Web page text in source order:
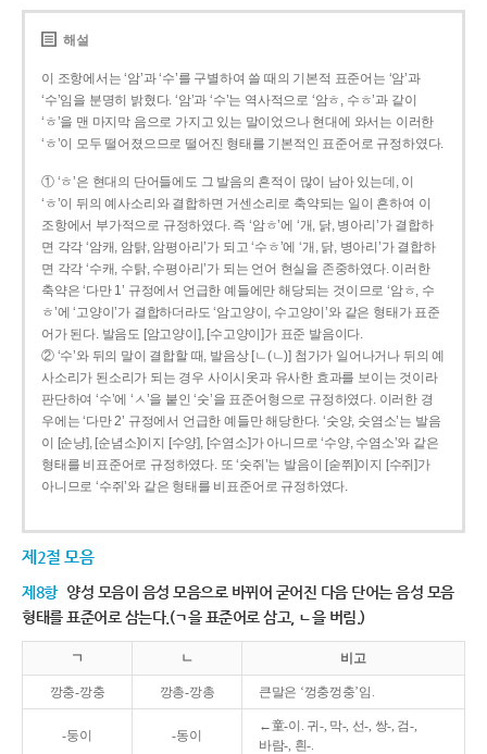
해설
이 조항에서는 ‘암’과 ‘수’를 구별하여 쓸 때의 기본적 표준어는 ‘암’과
‘수’임을 분명히 밝혔다. ‘암’과 ‘수’는 역사적으로 ‘암ㅎ, 수ㅎ’과 같이
‘ㅎ’을 맨 마지막 음으로 가지고 있는 말이었으나 현대에 와서는 이러한
‘ㅎ’이 모두 떨어졌으므로 떨어진 형태를 기본적인 표준어로 규정하였다.
① ‘ㅎ’은 현대의 단어들에도 그 발음의 흔적이 많이 남아 있는데, 이
‘ㅎ’이 뒤의 예사소리와 결합하면 거센소리로 축약되는 일이 흔하여 이
조항에서 부가적으로 규정하였다. 즉 ‘암ㅎ’에 ‘개, 닭, 병아리’가 결합하
면 각각 ‘암캐, 암탉, 암평아리’가 되고 ‘수ㅎ’에 ‘개, 닭, 병아리’가 결합하
면 각각 ‘수캐, 수탉, 수평아리’가 되는 언어 현실을 존중하였다. 이러한
축약은 ‘다만 1’ 규정에서 언급한 예들에만 해당되는 것이므로 ‘암ㅎ, 수
ㅎ’에 ‘고양이’가 결합하더라도 ‘암고양이, 수고양이’와 같은 형태가 표준
어가 된다. 발음도 [암고양이], [수고양이]가 표준 발음이다.
② ‘수’와 뒤의 말이 결합할 때, 발음상 [ㄴ(ㄴ)] 첨가가 일어나거나 뒤의 예
사소리가 된소리가 되는 경우 사이시옷과 유사한 효과를 보이는 것이라
판단하여 ‘수’에 ‘ㅅ’을 붙인 ‘숫’을 표준어형으로 규정하였다. 이러한 경
우에는 ‘다만 2’ 규정에서 언급한 예들만 해당한다. ‘숫양, 숫염소’는 발음
이 [순냥], [순념소]이지 [수양], [수염소]가 아니므로 ‘수양, 수염소’와 같은
형태를 비표준어로 규정하였다. 또 ‘숫쥐’는 발음이 [숟쮜]이지 [수쥐]가
아니므로 ‘수쥐’와 같은 형태를 비표준어로 규정하였다.
제2절 모음
제8항 양성 모음이 음성 모음으로 바뀌어 굳어진 다음 단어는 음성 모음
형태를 표준어로 삼는다.(ㄱ을 표준어로 삼고, ㄴ을 버림.)
ㄱ ㄴ 비고
깡충-깡충 깡총-깡총 큰말은 ‘껑충껑충’임.
-둥이 -동이
←童-이. 귀-, 막-, 선-, 쌍-, 검-,
바람-, 흰-.